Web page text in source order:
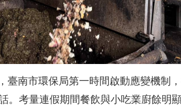
臺南市環保局第一時間啟動應變機制
。考量連假期間餐飲與小吃業廚餘明